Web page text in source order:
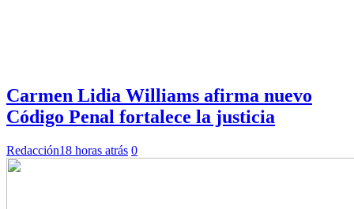
Carmen Lidia Williams afirma nuevo
Código Penal fortalece la justicia
Redacción18 horas atrás 0